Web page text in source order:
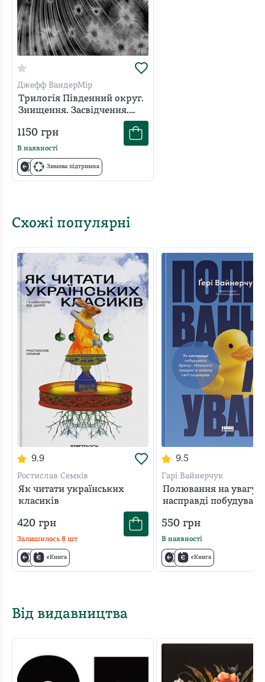
Wonderbook надихає, пояснює складне простими
словами й допомагає повірити у власну здатність
розповідати захопливі історії.
Джефф ВандерМір
Трилогія Південний округ.
Знищення. Засвідчення.
1150 грн
В наявності
Зимова підтримка
Схожі популярні
9.9
Ростислав Семків
Як читати українських
класиків
420 грн
Залишилось 8 шт
єКнига
9.5
Гарі Вайнерчук
Полювання на увагу.
насправді побудувати
в новому світі
550грн
В наявності
єКнига
Від видавництва